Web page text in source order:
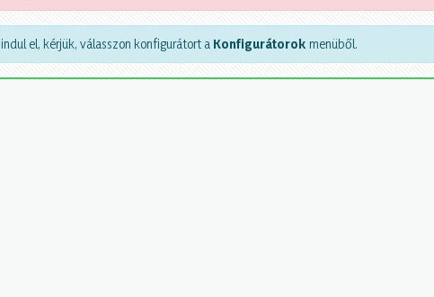
el, kérjük, válasszon konfigurátort a Konfigurátorok menüből.